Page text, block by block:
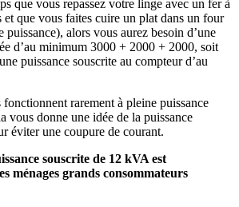
que vous repassez votre linge avec un fer à
et que vous faites cuire un plat dans un four
puissance), alors vous aurez besoin d’une
d’au minimum 3000 + 2000 + 2000, soit
puissance souscrite au compteur d’au
rarement à pleine puissance
vous donne une idée de la puissance
éviter une coupure de courant.
souscrite de 12 kVA est
ménages grands consommateurs